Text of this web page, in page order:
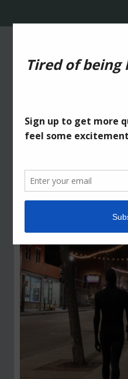
by2Fik inSérie 2
La leçon de
RELATED WORKS